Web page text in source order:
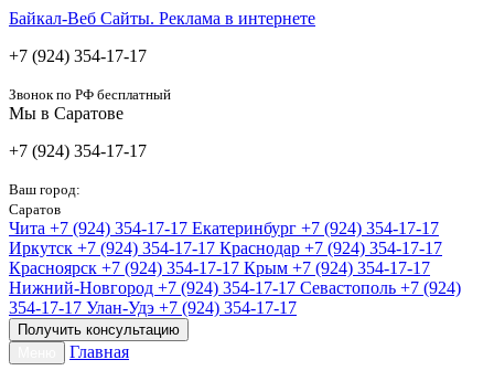
Байкал-Веб Сайты. Реклама в интернете
+7 (924) 354-17-17
Звонок по РФ бесплатный
Мы в Саратове
+7 (924) 354-17-17
Ваш город:
Саратов
Чита +7 (924) 354-17-17 Екатеринбург +7 (924) 354-17-17
Иркутск +7 (924) 354-17-17 Краснодар +7 (924) 354-17-17
Красноярск +7 (924) 354-17-17 Крым +7 (924) 354-17-17
Нижний-Новгород +7 (924) 354-17-17 Севастополь +7 (924)
354-17-17 Улан-Удэ +7 (924) 354-17-17
Получить консультацию
Главная